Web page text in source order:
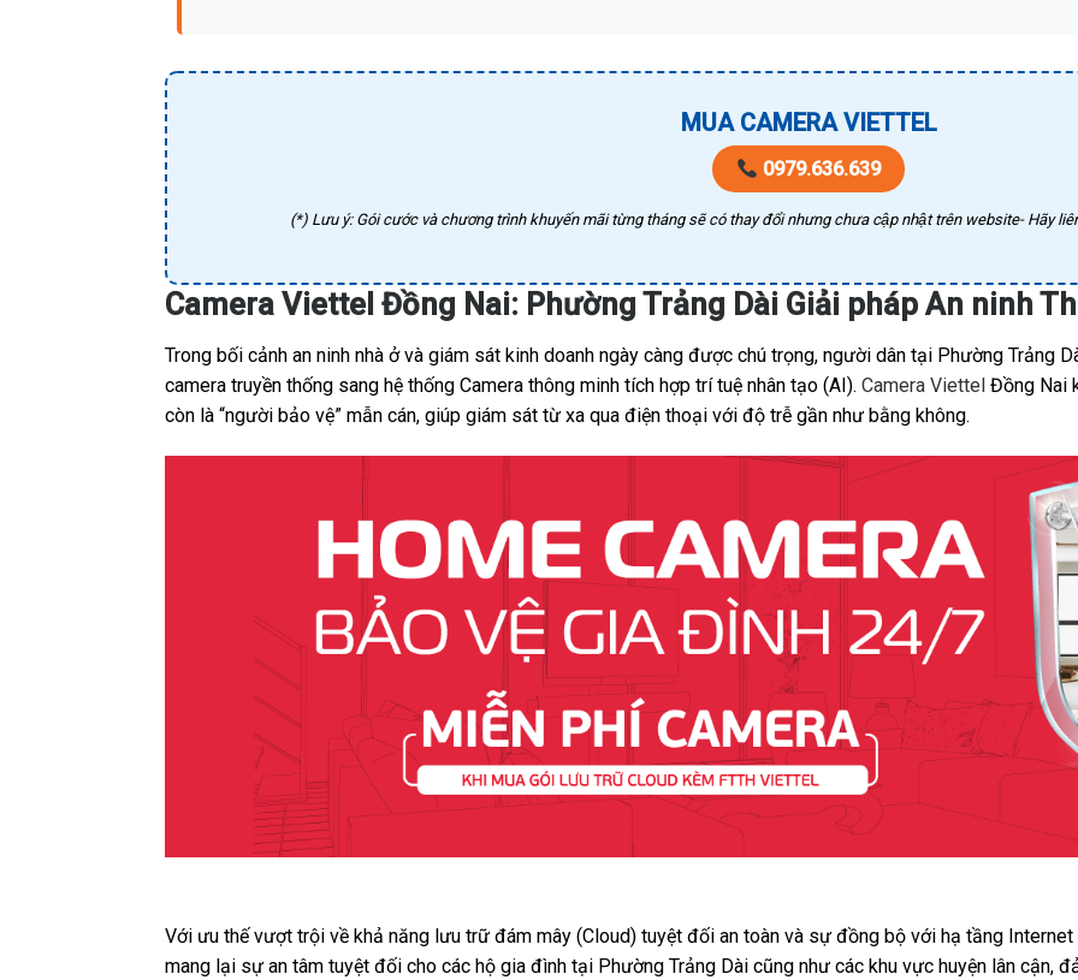
MUA CAMERA VIETTEL
0979.636.639
(*) Lưu ý: Gói cước và chương trình khuyến mãi từng tháng sẽ có thay đổi nhưng chưa cập nhật trên website- Hãy
Camera Viettel Đồng Nai: Phường Trảng Dài Giải pháp An ninh
Trong bối cảnh an ninh nhà ở và giám sát kinh doanh ngày càng được chú trọng, người dân tại Phường Trảng
camera truyền thống sang hệ thống Camera thông minh tích hợp trí tuệ nhân tạo (AI). Camera Viettel Đồng Nai
còn là “người bảo vệ” mẫn cán, giúp giám sát từ xa qua điện thoại với độ trễ gần như bằng không.
Với ưu thế vượt trội về khả năng lưu trữ đám mây (Cloud) tuyệt đối an toàn và sự đồng bộ với hạ tầng
mang lại sự an tâm tuyệt đối cho các hộ gia đình tại Phường Trảng Dài cũng như các khu vực huyện lân cận,